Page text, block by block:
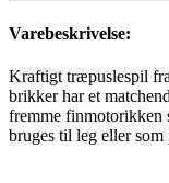
Varebeskrivelse:
Kraftigt træpuslespil
brikker har et
fremme finmotorikken
bruges til leg eller som